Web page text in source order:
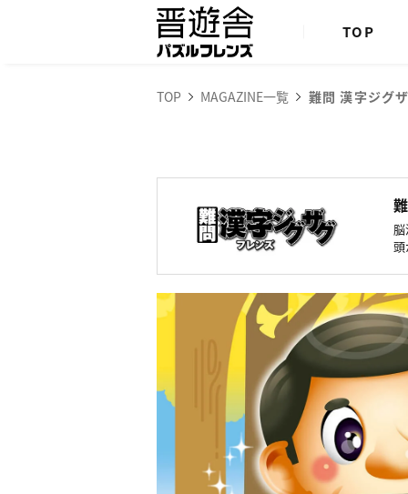
TOP
TOP MAGAZINE一覧 難問 漢字ジグ